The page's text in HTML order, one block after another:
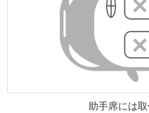
助手席には取